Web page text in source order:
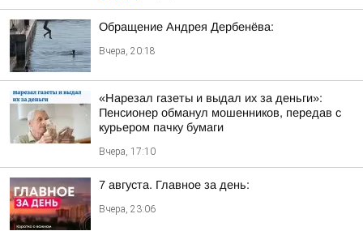
Обращение Андрея Дербенёва:
Вчера, 20:18
«Нарезал газеты и выдал их за деньги»:
Пенсионер обманул мошенников, передав с
курьером пачку бумаги
Вчера, 17:10
7 августа. Главное за день:
Вчера, 23:06